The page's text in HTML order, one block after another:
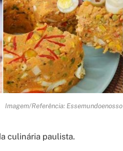
Imagem/Referência: Essemundoenosso
culinária paulista.